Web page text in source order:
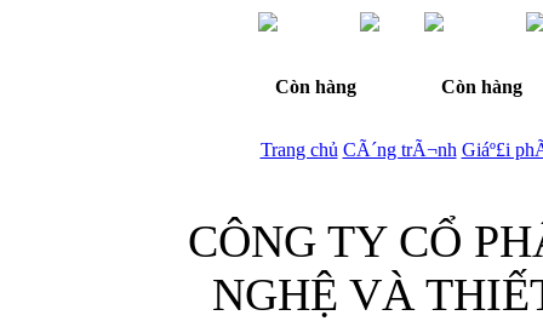
Còn hàng Còn hàng
Trang chủ CÃ´ng trÃ¬nh Giáº£i
CÔNG TY CỔ
NGHỆ VÀ